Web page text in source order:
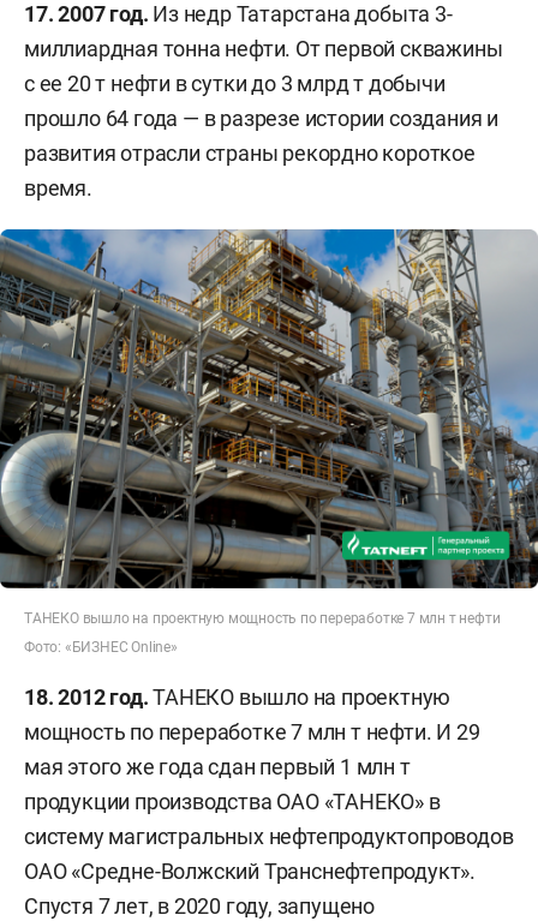
17. 2007 год. Из недр Татарстана добыта 3-
миллиардная тонна нефти. От первой скважины
с ее 20 т нефти в сутки до 3 млрд т добычи
прошло 64 года — в разрезе истории создания и
развития отрасли страны рекордно короткое
время.
ТАНЕКО вышло на проектную мощность по переработке 7 млн т нефти
Фото: «БИЗНЕС Online»
18. 2012 год.ТАНЕКО вышло на проектную
мощность по переработке 7 млн т нефти. И 29
мая этого же года сдан первый 1 млн т
продукции производства ОАО «ТАНЕКО» в
систему магистральных нефтепродуктопроводов
ОАО «Средне-Волжский Транснефтепродукт».
Спустя 7 лет, в 2020 году, запущено